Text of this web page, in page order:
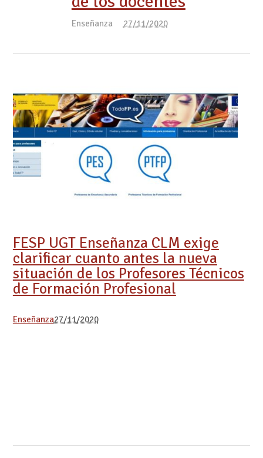
Enseñanza 27/11/2020
FESP UGT Enseñanza CLM exige
clarificar cuanto antes la nueva
situación de los Profesores Técnicos
de Formación Profesional
Enseñanza27/11/2020